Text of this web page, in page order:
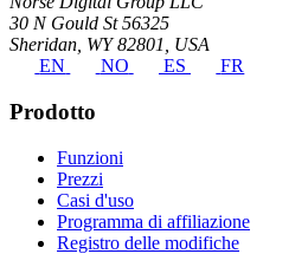
30 N Gould St 56325
Sheridan, WY 82801, USA
EN
NO ES FR
Prodotto
Funzioni
Prezzi
Casi d'uso
Programma di affiliazione
Registro delle modifiche